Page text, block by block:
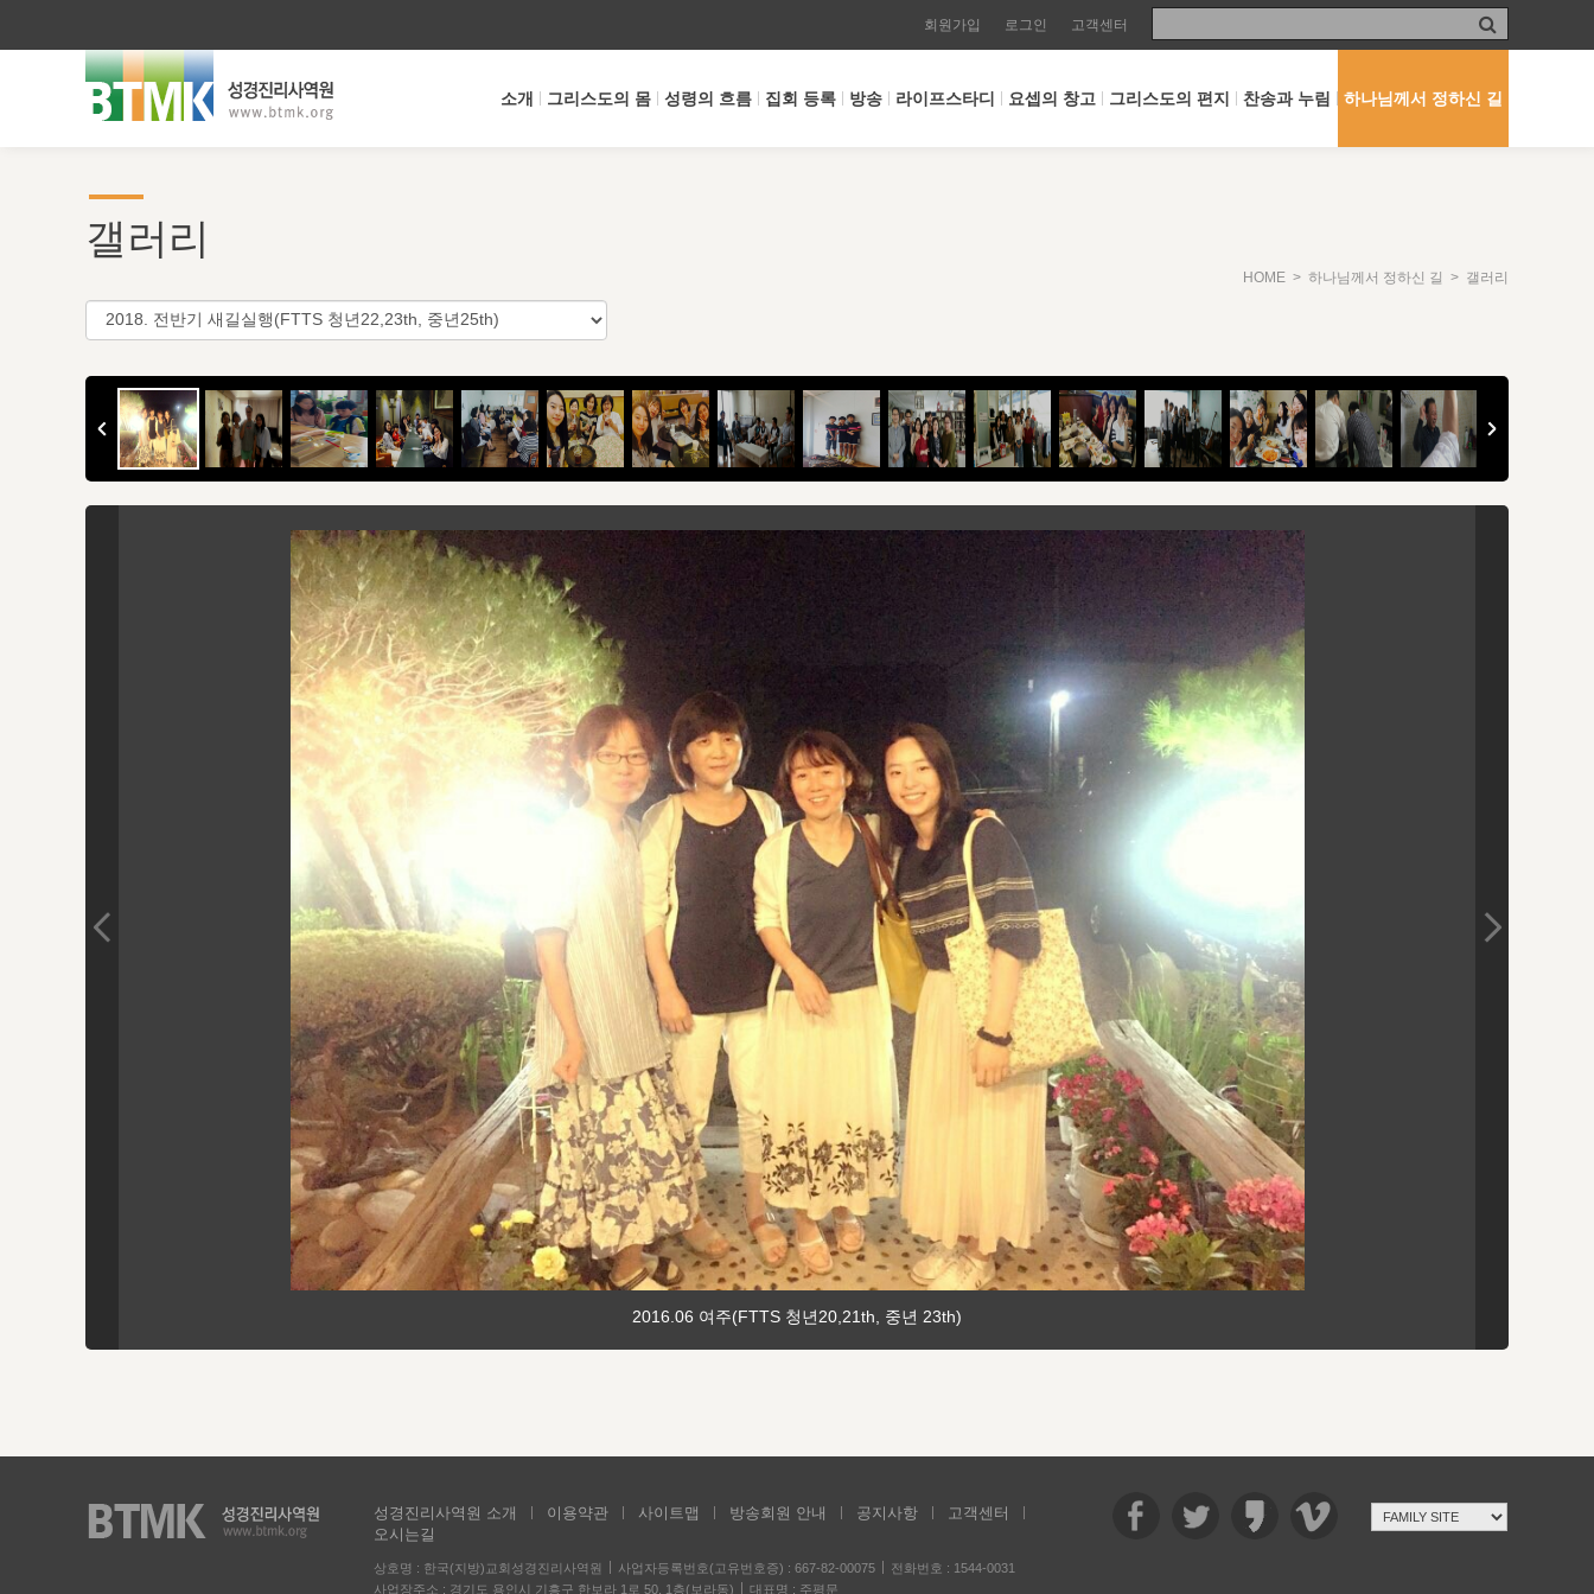
회원가입 로그인 고객센터
소개 그리스도의 몸 성령의 흐름 집회 등록 방송 라이프스타디 요셉의 창고 그리스도의 편지 찬송과 누림 하나님께서 정하신 길
갤러리
HOME > 하나님께서 정하신 길 > 갤러리
2016.06 여주(FTTS 청년20,21th, 중년 23th)
성경진리사역원 소개 이용약관 사이트맵 방송회원 안내 공지사항
고객센터
오시는길
상호명 : 한국(지방)교회성경진리사역원 사업자등록번호(고유번호증) : 667-82-00075
전화번호 : 1544-0031
사업장주소 : 경기도 용인시 기흥구 한보라 1로 50, 1층(보라동)
대표명 : 주평문